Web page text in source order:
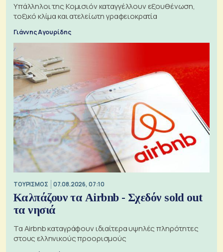
Υπάλληλοι της Κομισιόν καταγγέλλουν εξουθένωση,
τοξικό κλίμα και ατελείωτη γραφειοκρατία
Γιάννης Αγουρίδης
ΤΟΥΡΙΣΜΟΣ 07.08.2026, 07:10
Καλπάζουν τα Airbnb - Σχεδόν sold out
τα νησιά
Τα Airbnb καταγράφουν ιδιαίτερα υψηλές πληρότητες
στους ελληνικούς προορισμούς